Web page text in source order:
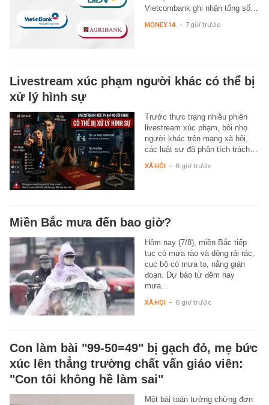
Vietcombank ghi nhận tổng số…
MONEY.14 - 7 giờ trước
Livestream xúc phạm người khác có thể bị
xử lý hình sự
Trước thực trạng nhiều phiên
livestream xúc phạm, bôi nhọ
người khác trên mạng xã hội,
các luật sư đã phân tích trách…
XÃ HỘI - 6 giờ trước
Miền Bắc mưa đến bao giờ?
Hôm nay (7/8), miền Bắc tiếp
tục có mưa rào và dông rải rác,
cục bộ có mưa to, nắng gián
đoạn. Dự báo từ đêm nay
mưa…
XÃ HỘI - 6 giờ trước
Con làm bài "99-50=49" bị gạch đỏ, mẹ bức
xúc lên thẳng trường chất vấn giáo viên:
"Con tôi không hề làm sai"
Một bài toán tưởng chừng đơn